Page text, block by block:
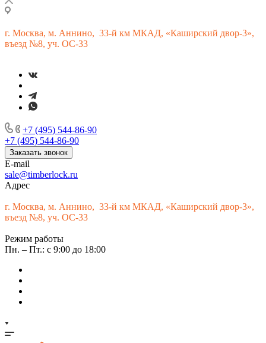
г. Москва, м. Аннино, 33-й км МКАД, «Каширский двор-3»,
въезд №8, уч. ОС-33
+7 (495) 544-86-90
+7 (495) 544-86-90
Заказать звонок
E-mail
sale@timberlock.ru
Адрес
г. Москва, м. Аннино, 33-й км МКАД, «Каширский двор-3»,
въезд №8, уч. ОС-33
Режим работы
Пн. – Пт.: с 9:00 до 18:00